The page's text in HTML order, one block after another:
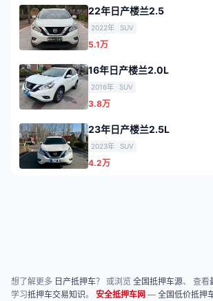
22年日产楼兰2.5
2022年 SUV
5.1万
16年日产楼兰2.0L
2016年 SUV
3.8万
23年日产楼兰2.5L
2023年 SUV
4.2万
想了解更多 日产抵押车？ 或浏览 全国抵押车源、 查看
学习抵押车交易知识。 安全抵押车网 — 全国低价抵押